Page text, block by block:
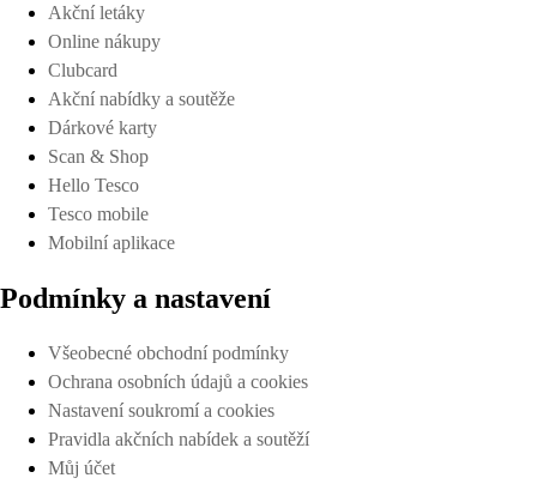
Akční letáky
Online nákupy
Clubcard
Akční nabídky a soutěže
Dárkové karty
Scan & Shop
Hello Tesco
Tesco mobile
Mobilní aplikace
Podmínky a nastavení
Všeobecné obchodní podmínky
Ochrana osobních údajů a cookies
Nastavení soukromí a cookies
Pravidla akčních nabídek a soutěží
Můj účet